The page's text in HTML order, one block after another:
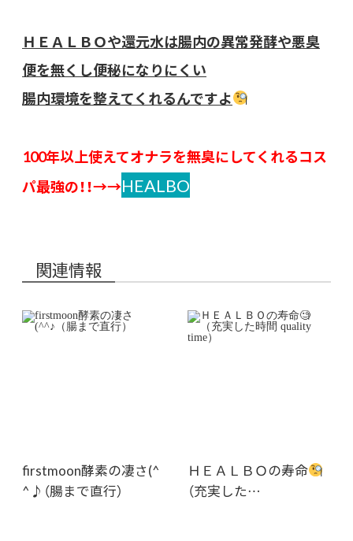
ＨＥＡＬＢＯや還元水は腸内の異常発酵や悪臭
便を無くし便秘になりにくい
腸内環境を整えてくれるんですよ
100年以上使えてオナラを無臭にしてくれるコス
パ最強の！！→→HEALBO
関連情報
firstmoon酵素の凄さ(^
^♪（腸まで直行）
ＨＥＡＬＢＯの寿命
（充実した…